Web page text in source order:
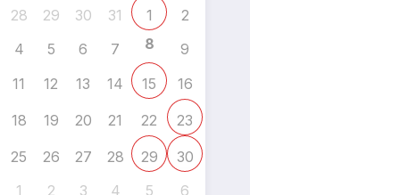
28 29 30 31 1
2
4
5 6 7 8
9
11
12 13 14 15 16
18 19 20 21 22 23
25 26 27 28 29
30
1
2 3 4 5 6